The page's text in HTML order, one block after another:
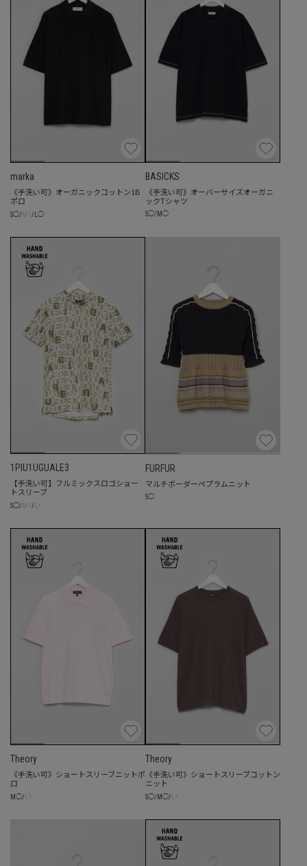
marka
《手洗い可》オーガニックコットン1B
ポロ
S◯/ / ◯
BASICKS
《手洗い可》オーバーサイズオーガニ
ックTシャツ
S◯/ M ◯
1PIU1UGUALE3
【手洗い可】フルミックスロゴショー
トスリーブ
S◯/ /
FURFUR
マルチボーダーペプラムニット
S◯
Theory
《手洗い可》ショートスリーブニットポ
ロ
M ◯/
Theory
《手洗い可》ショートスリーブコットン
ニット
S◯/ M ◯/